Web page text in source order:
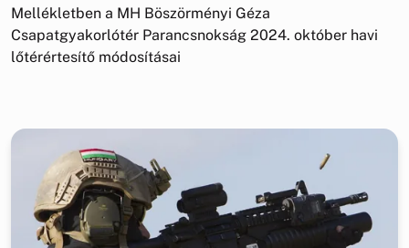
Mellékletben a MH Böszörményi Géza
Csapatgyakorlótér Parancsnokság 2024. október havi
lőtérértesítő módosításai